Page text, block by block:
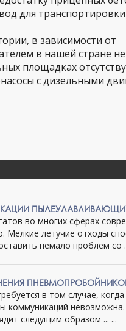
для транспортировки
в зависимости от
в нашей стране
площадках
с дизельными
ПЫЛЕУЛАВЛИВАЮЩИХ
во многих сферах
Мелкие летучие отходы
немало проблем со
в том случае,
коммуникаций невозможна.
следущим образом ... ...